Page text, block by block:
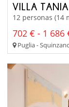
VILLA TANIA
12 personas (14
702 € - 1 686
Puglia -